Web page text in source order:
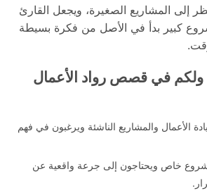
إلى المشاريع الصغيرة، ويجعل القارئ
كبير بدأ في الأصل من فكرة بسيطة
في قصص رواد الأعمال
الأعمال والمشاريع الناشئة ويرغبون في فهم
خاص ويحتاجون إلى جرعة واقعية عن